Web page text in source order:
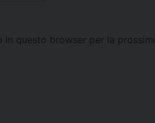
questo browser per la